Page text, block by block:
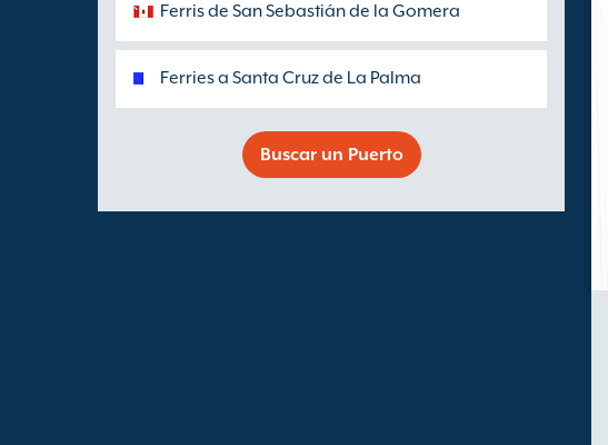
Ferris de San Sebastián de la Gomera
Ferries a Santa Cruz de La Palma
Buscar un Puerto